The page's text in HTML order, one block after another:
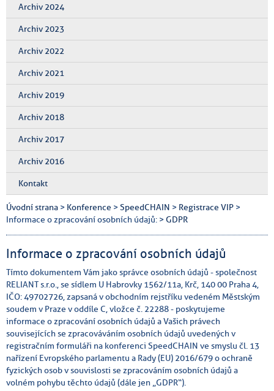
Archiv 2024
Archiv 2023
Archiv 2022
Archiv 2021
Archiv 2019
Archiv 2018
Archiv 2017
Archiv 2016
Kontakt
Úvodní strana > Konference >SpeedCHAIN > Registrace VIP >
Informace o zpracování osobních údajů: >GDPR
Informace o zpracování osobních údajů
Tímto dokumentem Vám jako správce osobních údajů - společnost
RELIANT s.r.o., se sídlem U Habrovky 1562/11a, Krč, 140 00 Praha 4,
IČO: 49702726, zapsaná v obchodním rejstříku vedeném Městským
soudem v Praze v oddíle C, vložce č. 22288 - poskytujeme
informace o zpracování osobních údajů a Vašich právech
souvisejících se zpracováváním osobních údajů uvedených v
registračním formuláři na konferenci SpeedCHAIN ve smyslu čl. 13
nařízení Evropského parlamentu a Rady (EU) 2016/679 o ochraně
fyzických osob v souvislosti se zpracováním osobních údajů a
volném pohybu těchto údajů (dále jen „GDPR“).